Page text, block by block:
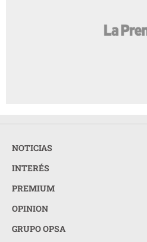
NOTICIAS
INTERÉS
PREMIUM
OPINION
GRUPO OPSA